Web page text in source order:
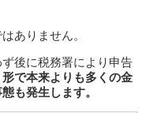
ありません。
後に税務署により申告
で本来よりも多くの金
も発生します。